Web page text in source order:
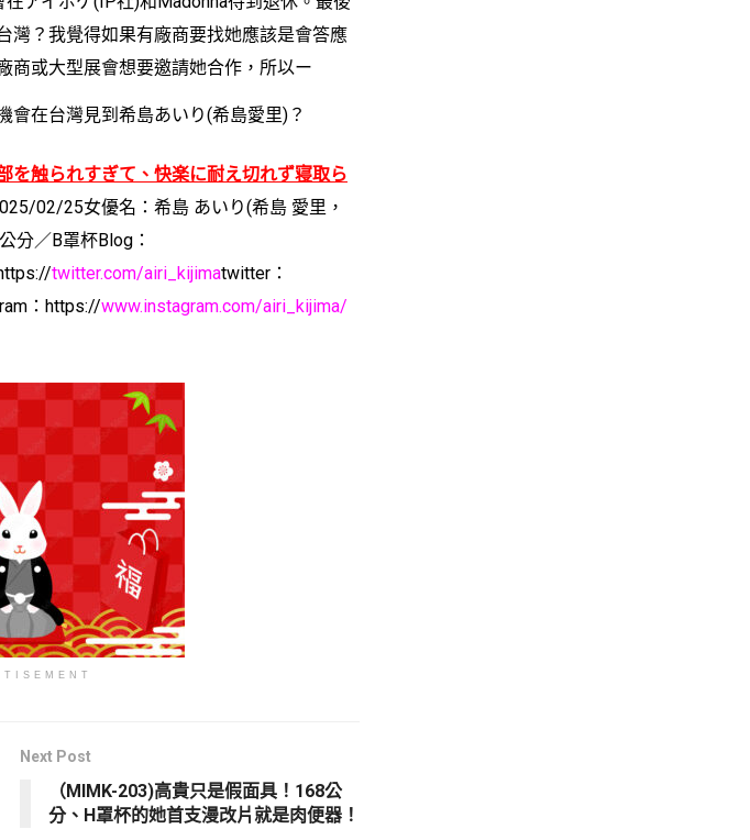
灣？我覺得如果有廠商要找她應該是會答應
商或大型展會想要邀請她合作，所以ー
在台灣見到希島あいり(希島愛里)？
を触られすぎて、快楽に耐え切れず寝取ら
02/25女優名：希島 あいり(希島 愛里，
分／B罩杯Blog：
twitter.com/airi_kijimatwitter：
：https://www.instagram.com/airi_kijima/
Next Post
（MIMK-203)高貴只是假面具！168公
分、H罩杯的她首支漫改片就是肉便器！